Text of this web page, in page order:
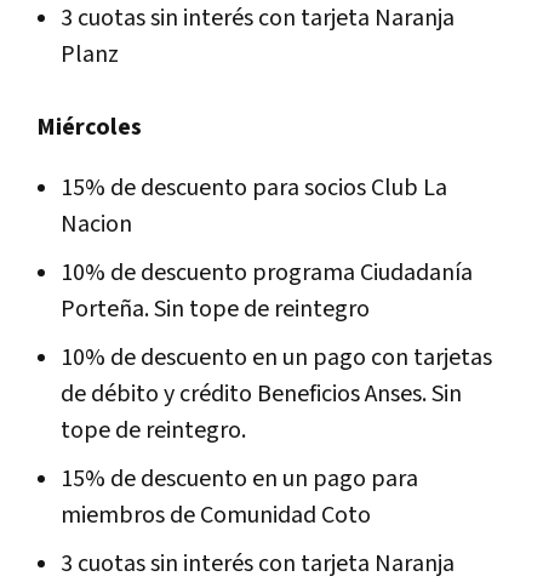
3 cuotas sin interés con tarjeta Naranja
Planz
Miércoles
15% de descuento para socios Club La
Nacion
10% de descuento programa Ciudadanía
Porteña. Sin tope de reintegro
10% de descuento en un pago con tarjetas
de débito y crédito Beneficios Anses. Sin
tope de reintegro.
15% de descuento en un pago para
miembros de Comunidad Coto
3 cuotas sin interés con tarjeta Naranja